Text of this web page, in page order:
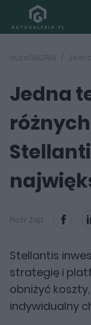
autoGALERIA
Jedna
Piotr Zajt
Stellantis
strategię i
obniżyć
indywidualny